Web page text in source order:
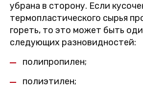
убрана в сторону. Если
термопластического сырья
гореть, то это может быть
следующих разновидностей:
полипропилен;
полиэтилен;